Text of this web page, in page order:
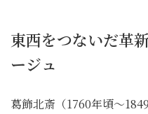
東西をつないだ革
ージュ
葛飾北斎（1760年頃〜